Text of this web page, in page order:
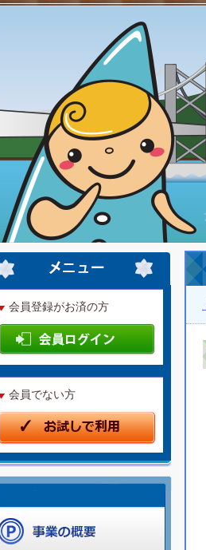
会員登録がお済の方
会員でない方